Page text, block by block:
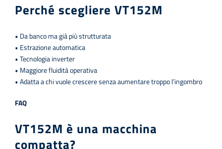
Perché scegliere VT152M
• Da banco ma già più strutturata
• Estrazione automatica
• Tecnologia inverter
• Maggiore fluidità operativa
• Adatta a chi vuole crescere senza aumentare troppo l’ingombro
FAQ
VT152M è una macchina
compatta?